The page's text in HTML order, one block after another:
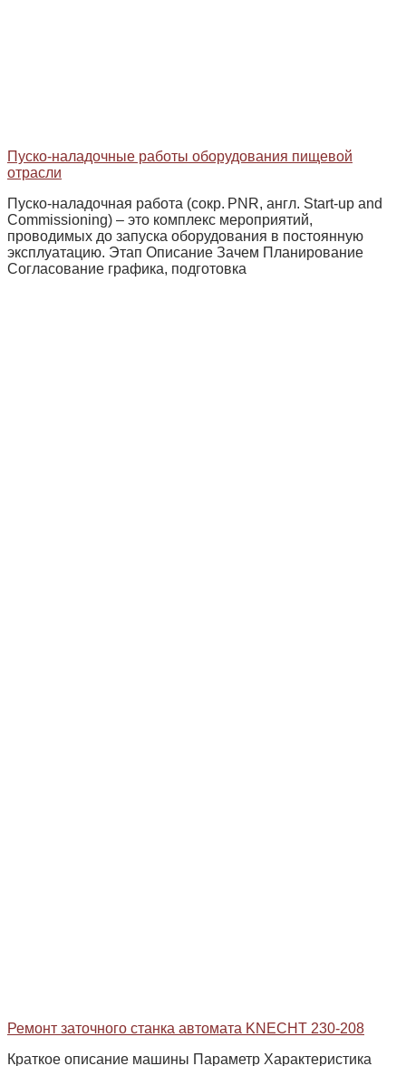
Пуско-наладочные работы оборудования пищевой
отрасли
Пуско‑наладочная работа (сокр. PNR, англ. Start‑up and
Commissioning) – это комплекс мероприятий,
проводимых до запуска оборудования в постоянную
эксплуатацию. Этап Описание Зачем Планирование
Согласование графика, подготовка
Ремонт заточного станка автомата KNECHT 230-208
Краткое описание машины Параметр Характеристика